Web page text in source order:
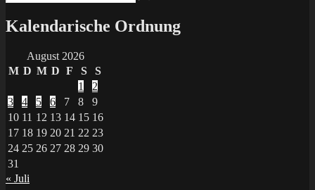
nach:
Kalendarische Ordnung
August 2026
M D M D F S
S
1
2
3
4 5 6 7 8
9
10 11 12 13 14 15 16
17 18 19 20 21 22 23
24 25 26 27 28 29 30
31
« Juli